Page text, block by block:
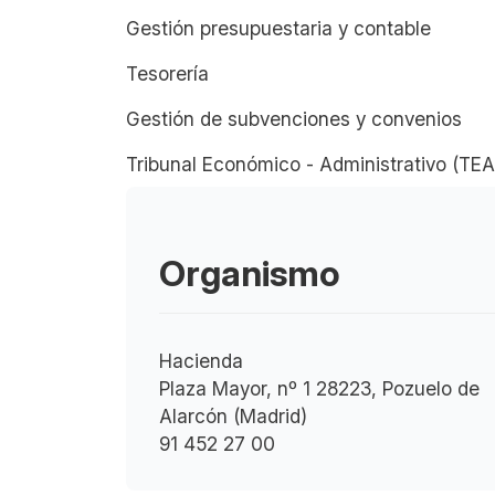
Gestión presupuestaria y contable
Tesorería
Gestión de subvenciones y convenios
Tribunal Económico - Administrativo
Organismo
Hacienda
Plaza Mayor, nº 1 28223, Pozuelo de
Alarcón (Madrid)
91 452 27 00